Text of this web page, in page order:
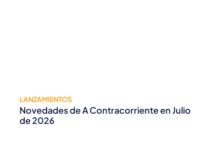
LANZAMIENTOS
Novedades de A Contracorriente en Julio
de 2026